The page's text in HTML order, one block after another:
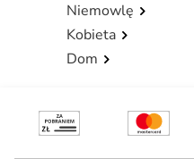
Niemowlę
Kobieta
Dom